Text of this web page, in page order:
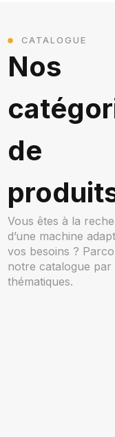
CATALOGUE
Nos
de
Vous êtes à la
d’une machine
vos besoins ?
notre catalogue par
thématiques.